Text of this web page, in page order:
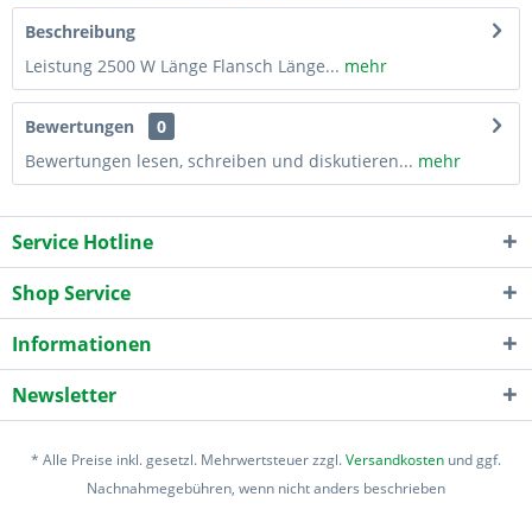
Beschreibung
Leistung 2500 W Länge Flansch Länge... mehr
Bewertungen
0
Bewertungen lesen, schreiben und diskutieren... mehr
Service Hotline
Shop Service
Informationen
Newsletter
* Alle Preise inkl. gesetzl. Mehrwertsteuer zzgl.Versandkosten und ggf.
Nachnahmegebühren, wenn nicht anders beschrieben